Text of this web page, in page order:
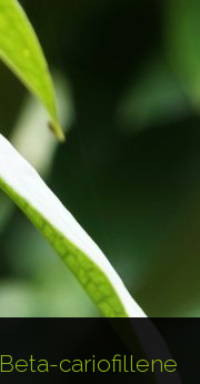
Beta-cariofillene